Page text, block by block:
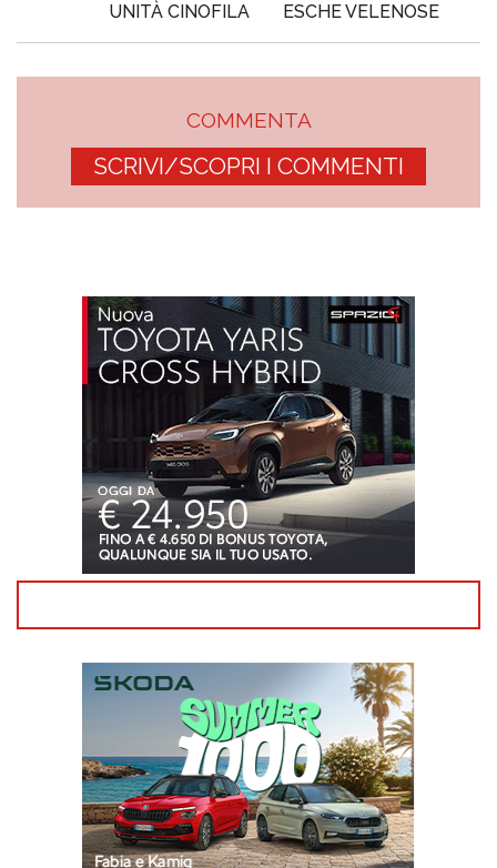
UNITÀ CINOFILA
ESCHE VELENOSE
COMMENTA
SCRIVI/SCOPRI I COMMENTI